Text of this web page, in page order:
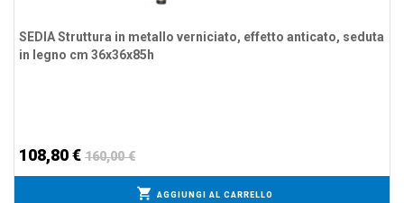
SEDIA Struttura in metallo verniciato, effetto anticato, seduta
in legno cm 36x36x85h
108,80 € 160,00 €
AGGIUNGI AL CARRELLO